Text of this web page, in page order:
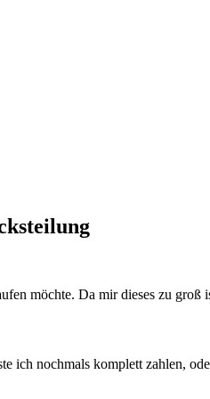
möchte. Da mir dieses zu
ich nochmals komplett zahlen,